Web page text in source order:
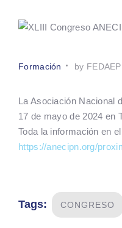
Formación by FEDAEP
La Asociación Nacional
17 de mayo de 2024 en
Toda la información en
https://anecipn.org/
Tags: CONGRESO